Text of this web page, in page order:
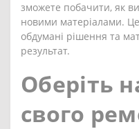
зможете побачити, як
новими матеріалами.
обдумані рішення та
результат.
Оберіть
свого